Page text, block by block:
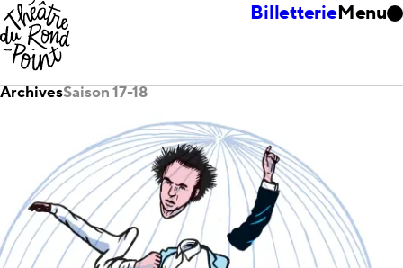
BilletterieMenu
ArchivesSaison 17-18